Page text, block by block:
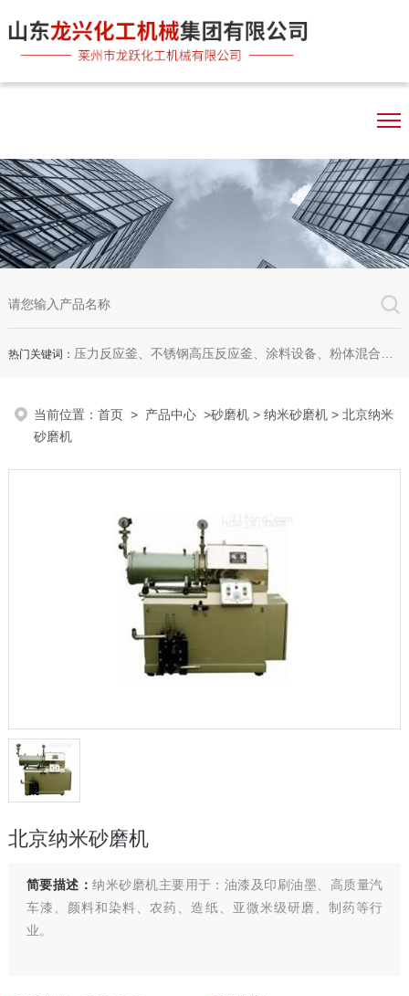
热门关键词： 压力反应釜、不锈钢高压反应釜、涂料设备、粉体混合机、双行星混合机、卧式砂磨机、实验室砂磨机
当前位置：首页 > 产品中心 >砂磨机 >纳米砂磨机 > 北京纳米
砂磨机
北京纳米砂磨机
简要描述：纳米砂磨机主要用于：油漆及印刷油墨、高质量汽
车漆、颜料和染料、农药、造纸、亚微米级研磨、制药等行
业。